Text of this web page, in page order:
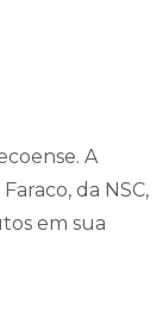
A
da NSC,
em sua